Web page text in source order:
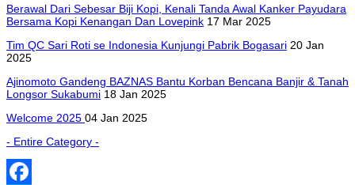
Berawal Dari Sebesar Biji Kopi, Kenali Tanda Awal Kanker Payudara
Bersama Kopi Kenangan Dan Lovepink 17 Mar 2025
Tim QC Sari Roti se Indonesia Kunjungi Pabrik Bogasari 20 Jan
2025
Ajinomoto Gandeng BAZNAS Bantu Korban Bencana Banjir & Tanah
Longsor Sukabumi 18 Jan 2025
Welcome 2025 04 Jan 2025
- Entire Category -